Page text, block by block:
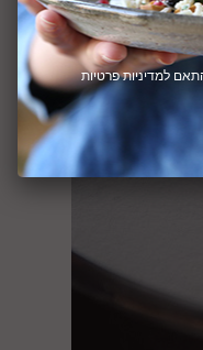
למדיניות פרטיות